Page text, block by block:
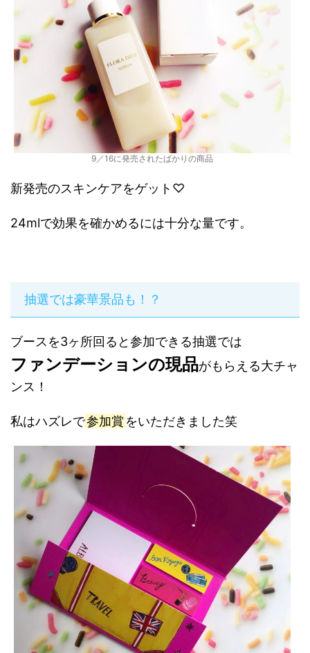
9／16に発売されたばかりの商品
新発売のスキンケアをゲット♡
24mlで効果を確かめるには十分な量です。
抽選では豪華景品も！？
ブースを3ヶ所回ると参加できる抽選では
ファンデーションの現品がもらえる大チャ
ンス！
私はハズレで参加賞 をいただきました笑